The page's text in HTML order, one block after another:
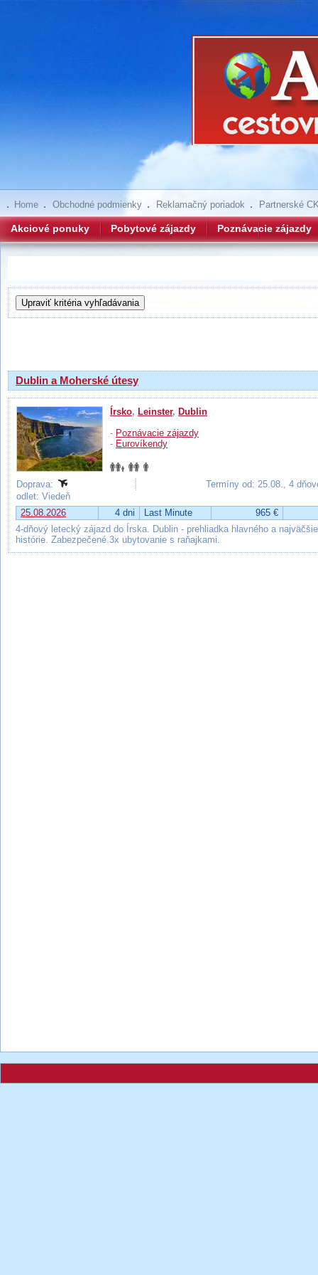
Home Obchodné podmienky Reklamačný poriadok Partnerské
Akciové ponuky Pobytové zájazdy Poznávacie zájazdy
Dublin a Moherské útesy
Írsko, Leinster, Dublin
- Poznávacie zájazdy
- Eurovíkendy
Doprava:
Termíny od: 25.08., 4
odlet: Viedeň
25.08.2026
4 dni Last Minute
965 €
4-dňový letecký zájazd do Írska. Dublin - prehliadka hlavného a
histórie. Zabezpečené 3x ubytovanie s raňajkami.